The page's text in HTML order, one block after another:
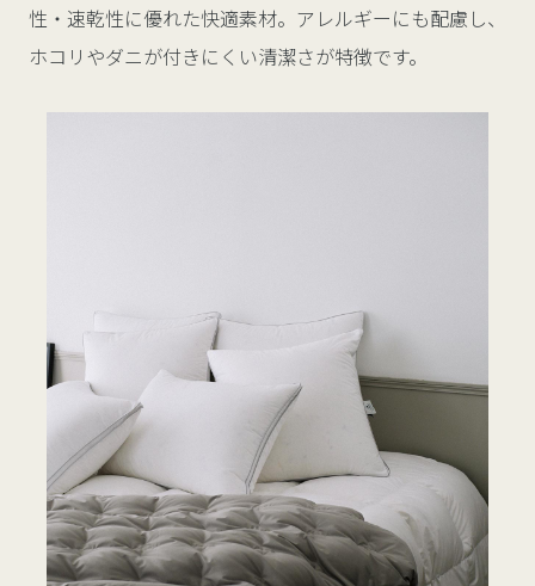
性・速乾性に優れた快適素材。アレルギーにも配慮し、
ホコリやダニが付きにくい清潔さが特徴です。